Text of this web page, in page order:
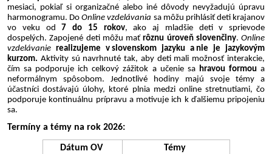
mesiaci, pokiaľ si organizačné alebo iné dôvody nevyžadujú úpravu
harmonogramu. Do Online vzdelávania sa môžu prihlásiť deti krajanov
vo veku od
7 do 15 rokov, ako aj mladšie deti v sprievode
dospelých. Zapojené deti môžu mať rôznu úroveň slovenčiny. Online
vzdelávanie realizujeme v slovenskom jazyku a nie je jazykovým
kurzom. Aktivity sú navrhnuté tak, aby deti mali možnosť interakcie,
čím sa podporuje ich celkový zážitok a učenie sa hravou formou a
neformálnym spôsobom. Jednotlivé hodiny majú svoje témy a
účastníci dostávajú úlohy, ktoré plnia medzi online stretnutiami, čo
podporuje kontinuálnu prípravu a motivuje ich k ďalšiemu pripojeniu
sa.
Termíny a témy na rok 2026:
Dátum OV
Témy